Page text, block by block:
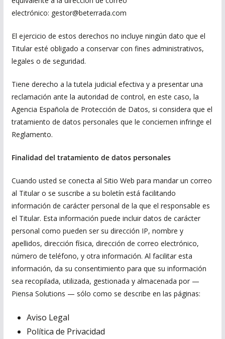
electrónico: gestor@beterrada.com
El ejercicio de estos derechos no incluye ningún dato que el
Titular esté obligado a conservar con fines administrativos,
legales o de seguridad.
Tiene derecho a la tutela judicial efectiva y a presentar una
reclamación ante la autoridad de control, en este caso, la
Agencia Española de Protección de Datos, si considera que el
tratamiento de datos personales que le conciernen infringe el
Reglamento.
Finalidad del tratamiento de datos personales
Cuando usted se conecta al Sitio Web para mandar un correo
al Titular o se suscribe a su boletín está facilitando
información de carácter personal de la que el responsable es
el Titular. Esta información puede incluir datos de carácter
personal como pueden ser su dirección IP, nombre y
apellidos, dirección física, dirección de correo electrónico,
número de teléfono, y otra información. Al facilitar esta
información, da su consentimiento para que su información
sea recopilada, utilizada, gestionada y almacenada por —
Piensa Solutions — sólo como se describe en las páginas:
Aviso Legal
Política de Privacidad